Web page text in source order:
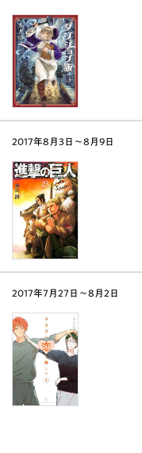
2017年8月3日〜8月9日
2017年7月27日〜8月2日